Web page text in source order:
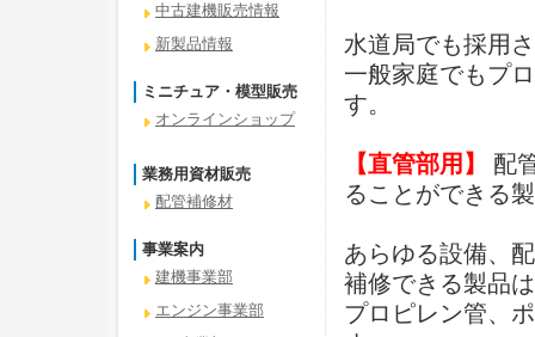
中古建機販売情報
新製品情報
ミニチュア・模型販売
オンラインショップ
業務用資材販売
配管補修材
事業案内
建機事業部
エンジン事業部
水道局でも採用
一般家庭でもプ
す。
【直管部用】
配
ることができる
あらゆる設備、
補修できる製品
プロピレン管、